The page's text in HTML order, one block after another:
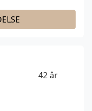
42 år